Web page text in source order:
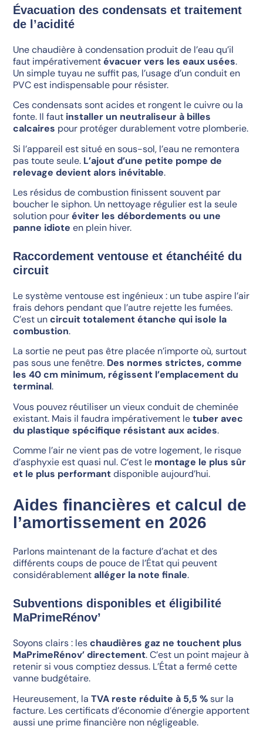
Évacuation des condensats et traitement
de l’acidité
Une chaudière à condensation produit de l’eau qu’il
faut impérativementévacuer vers les eaux usées.
Un simple tuyau ne suffit pas, l’usage d’un conduit en
PVC est indispensable pour résister.
Ces condensats sont acides et rongent le cuivre ou la
fonte. Il faut installer un neutraliseur à billes
calcaires pour protéger durablement votre plomberie.
Si l’appareil est situé en sous-sol, l’eau ne remontera
pas toute seule. L’ajout d’une petite pompe de
relevage devient alors inévitable.
Les résidus de combustion finissent souvent par
boucher le siphon. Un nettoyage régulier est la seule
solution pouréviter les débordements ou une
panne idiote en plein hiver.
Raccordement ventouse et étanchéité du
circuit
Le système ventouse est ingénieux : un tube aspire l’air
frais dehors pendant que l’autre rejette les fumées.
C’est uncircuit totalement étanche qui isole la
combustion.
La sortie ne peut pas être placée n’importe où, surtout
pas sous une fenêtre. Des normes strictes, comme
les 40 cm minimum, régissent l’emplacement du
terminal.
Vous pouvez réutiliser un vieux conduit de cheminée
existant. Mais il faudra impérativement letuber avec
du plastique spécifique résistant aux acides.
Comme l’air ne vient pas de votre logement, le risque
d’asphyxie est quasi nul. C’est le montage le plus sûr
et le plus performantdisponible aujourd’hui.
Aides financières et calcul de
l’amortissement en 2026
Parlons maintenant de la facture d’achat et des
différents coups de pouce de l’État qui peuvent
considérablementalléger la note finale.
Subventions disponibles et éligibilité
MaPrimeRénov’
Soyons clairs : leschaudières gaz ne touchent plus
MaPrimeRénov’ directement. C’est un point majeur à
retenir si vous comptiez dessus. L’État a fermé cette
vanne budgétaire.
Heureusement, la TVA reste réduite à 5,5 %sur la
facture. Les certificats d’économie d’énergie apportent
aussi une prime financière non négligeable.